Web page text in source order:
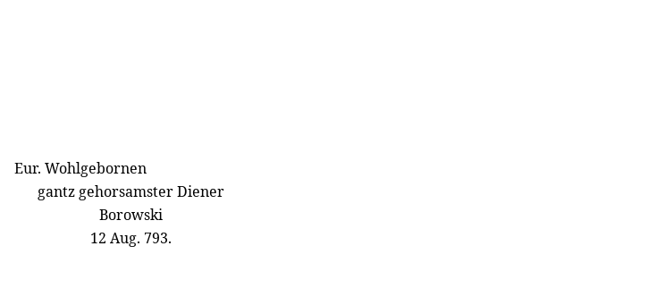
Eur. Wohlgebornen
gantz gehorsamster Diener
Borowski
12 Aug. 793.